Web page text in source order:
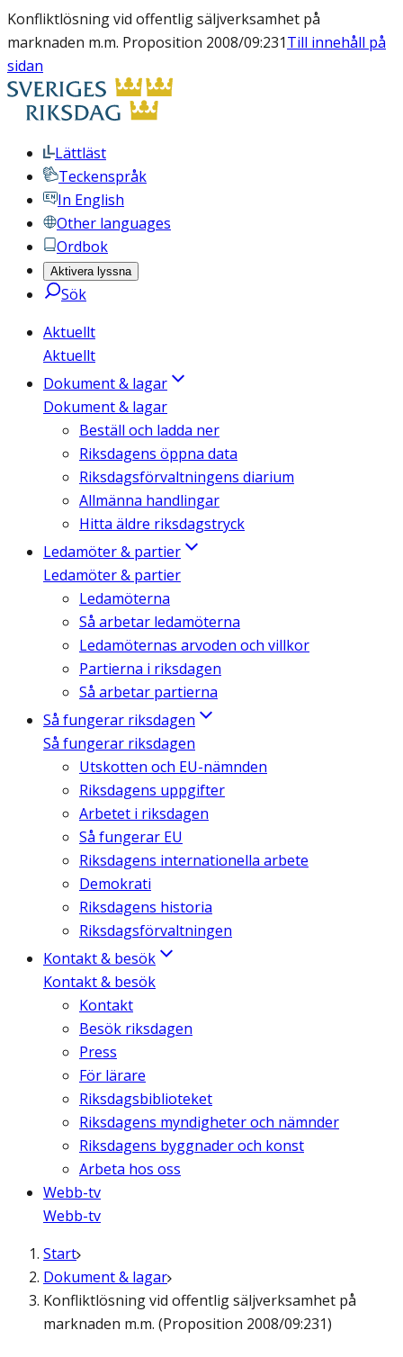
Konfliktlösning vid offentlig säljverksamhet på
marknaden m.m. Proposition 2008/09:231Till innehåll på
sidan
Lättläst
Teckenspråk
In English
Other languages
Ordbok
Aktivera lyssna
Sök
Aktuellt
Aktuellt
Dokument & lagar
Dokument & lagar
Beställ och ladda ner
Riksdagens öppna data
Riksdagsförvaltningens diarium
Allmänna handlingar
Hitta äldre riksdagstryck
Ledamöter & partier
Ledamöter & partier
Ledamöterna
Så arbetar ledamöterna
Ledamöternas arvoden och villkor
Partierna i riksdagen
Så arbetar partierna
Så fungerar riksdagen
Så fungerar riksdagen
Utskotten och EU-nämnden
Riksdagens uppgifter
Arbetet i riksdagen
Så fungerar EU
Riksdagens internationella arbete
Demokrati
Riksdagens historia
Riksdagsförvaltningen
Kontakt & besök
Kontakt & besök
Kontakt
Besök riksdagen
Press
För lärare
Riksdagsbiblioteket
Riksdagens myndigheter och nämnder
Riksdagens byggnader och konst
Arbeta hos oss
Webb-tv
Webb-tv
Start
Dokument & lagar
Konfliktlösning vid offentlig säljverksamhet på
marknaden m.m. (Proposition 2008/09:231)